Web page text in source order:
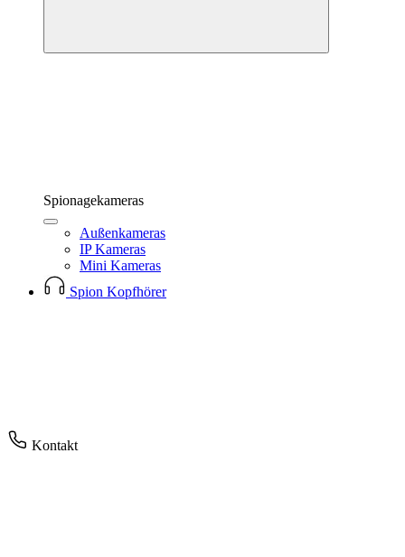
Spionagekameras
Außenkameras
IP Kameras
Mini Kameras
Spion Kopfhörer
Kontakt